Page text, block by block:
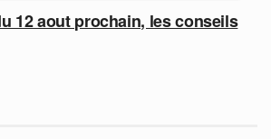
12 aout prochain, les conseils